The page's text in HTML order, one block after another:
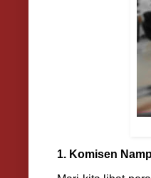
1. Komisen